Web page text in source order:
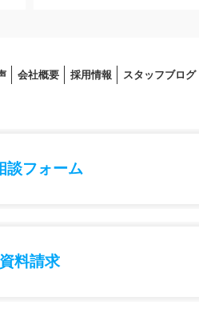
会社概要 採⽤情報 スタッフブログ
談フォーム
資料請求